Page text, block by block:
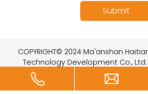
COPYRIGHT© 2024 Ma'anshan
Technology Development Co., Ltd.
қорғалған.
құрастырған